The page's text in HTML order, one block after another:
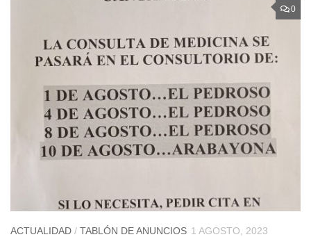
0
ACTUALIDAD / TABLÓN DE ANUNCIOS 1 AGOSTO, 2023